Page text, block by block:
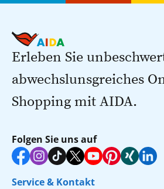
Erleben Sie
abwechslunsgreiches
Shopping mit AIDA.
Folgen Sie uns auf
Service & Kontakt